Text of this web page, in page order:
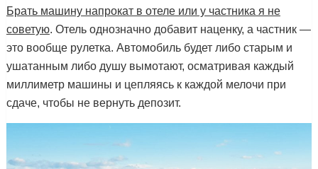
Брать машину напрокат в отеле или у частника я не
советую. Отель однозначно добавит наценку, а частник —
это вообще рулетка. Автомобиль будет либо старым и
ушатанным либо душу вымотают, осматривая каждый
миллиметр машины и цепляясь к каждой мелочи при
сдаче, чтобы не вернуть депозит.